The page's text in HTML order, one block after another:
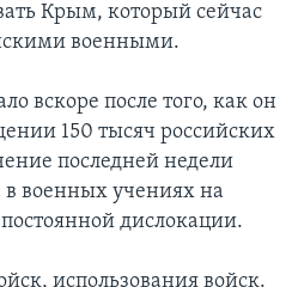
Крым, который сейчас
военными.
вскоре после того, как он
150 тысяч российских
последней недели
военных учениях на
дислокации.
использования войск.